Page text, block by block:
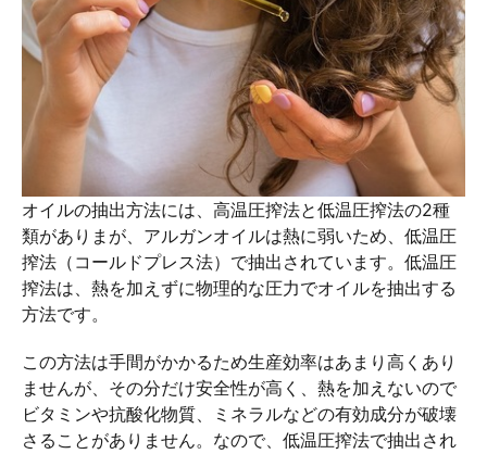
オイルの抽出方法には、高温圧搾法と低温圧搾法の2種
類がありまが、アルガンオイルは熱に弱いため、低温圧
搾法（コールドプレス法）で抽出されています。低温圧
搾法は、熱を加えずに物理的な圧力でオイルを抽出する
方法です。
この方法は手間がかかるため生産効率はあまり高くあり
ませんが、その分だけ安全性が高く、熱を加えないので
ビタミンや抗酸化物質、ミネラルなどの有効成分が破壊
さることがありません。なので、低温圧搾法で抽出され